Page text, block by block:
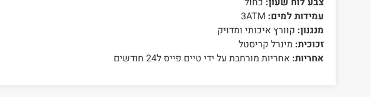
עמידות למים:
מנגנון: קוורץ איכותי ומדויק
זכוכית: מינרל קריסטל
אחריות: אחריות מורחבת על ידי טיים פייס ל24 חודשים